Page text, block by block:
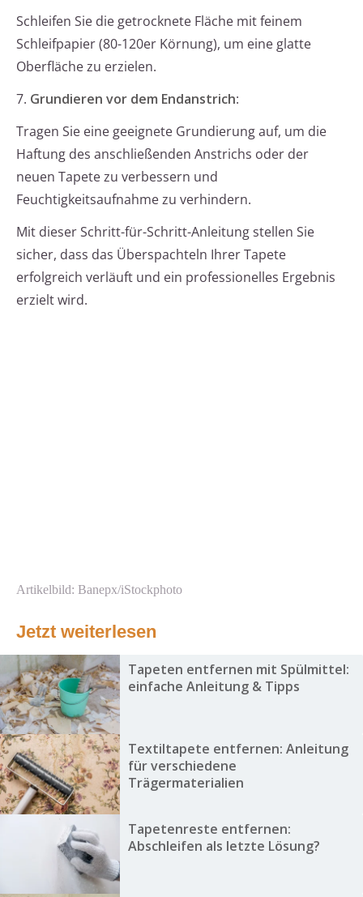
Schleifen Sie die getrocknete Fläche mit feinem
Schleifpapier (80-120er Körnung), um eine glatte
Oberfläche zu erzielen.
7. Grundieren vor dem Endanstrich:
Tragen Sie eine geeignete Grundierung auf, um die
Haftung des anschließenden Anstrichs oder der
neuen Tapete zu verbessern und
Feuchtigkeitsaufnahme zu verhindern.
Mit dieser Schritt-für-Schritt-Anleitung stellen Sie
sicher, dass das Überspachteln Ihrer Tapete
erfolgreich verläuft und ein professionelles Ergebnis
erzielt wird.
Artikelbild: Banepx/iStockphoto
Jetzt weiterlesen
Tapeten entfernen mit Spülmittel:
einfache Anleitung & Tipps
Textiltapete entfernen: Anleitung
für verschiedene
Trägermaterialien
Tapetenreste entfernen:
Abschleifen als letzte Lösung?